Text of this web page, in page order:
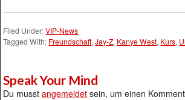
Filed Under:VIP-News
Tagged With: Freundschaft,Jay-Z, Kanye West, Kurs,
Speak Your Mind
Du musstangemeldet sein, um einen